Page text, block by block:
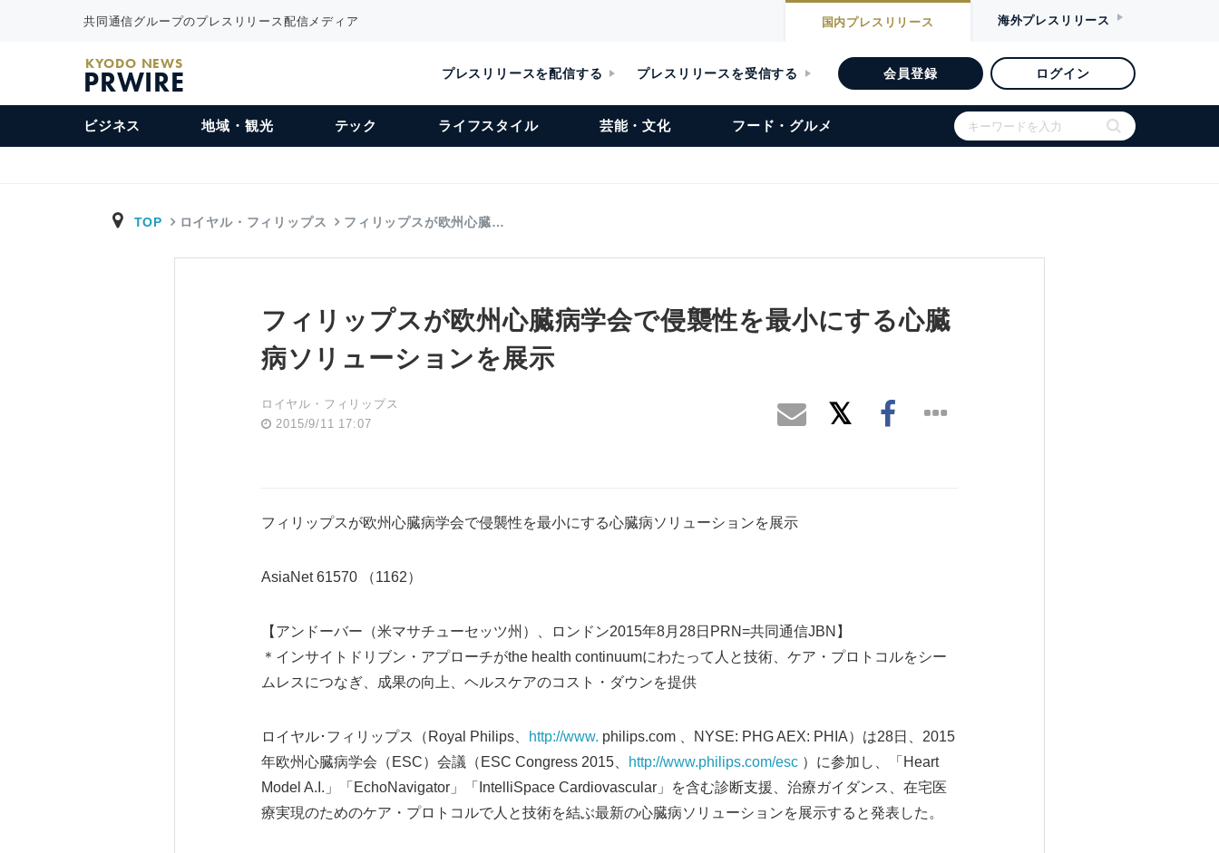
共同通信グループのプレスリリース配信メディア 国内プレスリリース 海外プレスリリース
KYODO NEWS
PRWIRE プレスリリースを配信する プレスリリースを受信する 会員登録 ログイン
ビジネス 地域・観光 テック ライフスタイル 芸能・文化 フード・グルメ
TOP ロイヤル・フィリップス フィリップスが欧州心臓…
フィリップスが欧州心臓病学会で侵襲性を最小にする心臓
病ソリューションを展示
ロイヤル・フィリップス
2015/9/11 17:07
フィリップスが欧州心臓病学会で侵襲性を最小にする心臓病ソリューションを展示
AsiaNet 61570 （1162）
【アンドーバー（米マサチューセッツ州）、ロンドン2015年8月28日PRN=共同通信JBN】
＊インサイトドリブン・アプローチがthe health continuumにわたって人と技術、ケア・プロトコルをシー
ムレスにつなぎ、成果の向上、ヘルスケアのコスト・ダウンを提供
ロイヤル･フィリップス（Royal Philips、 http://www. philips.com 、NYSE: PHG AEX: PHIA）は28日、2015
年欧州心臓病学会（ESC）会議（ESC Congress 2015、
http://www.philips.com/esc）に参加し、「Heart
Model A.I.」「EchoNavigator」「IntelliSpace Cardiovascular」を含む診断支援、治療ガイダンス、在宅医
療実現のためのケア・プロトコルで人と技術を結ぶ最新の心臓病ソリューションを展示すると発表した。